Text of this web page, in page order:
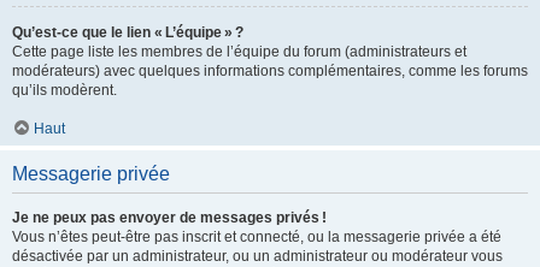
Qu’est-ce que le lien « L’équipe » ?
Cette page liste les membres de l’équipe du forum (administrateurs et
modérateurs) avec quelques informations complémentaires, comme les forums
qu’ils modèrent.
Haut
Messagerie privée
Je ne peux pas envoyer de messages privés !
Vous n’êtes peut-être pas inscrit et connecté, ou la messagerie privée a été
désactivée par un administrateur, ou un administrateur ou modérateur vous